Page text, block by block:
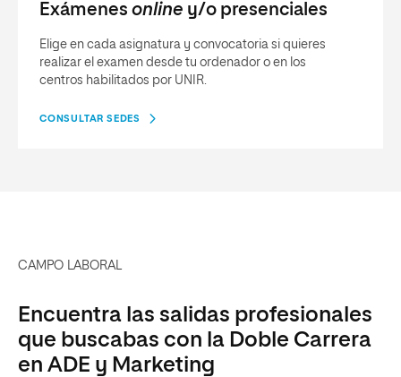
Exámenes online y/o presenciales
Elige en cada asignatura y convocatoria si quieres
realizar el examen desde tu ordenador o en los
centros habilitados por UNIR.
CONSULTAR SEDES
CAMPO LABORAL
Encuentra las salidas profesionales
que buscabas con la Doble Carrera
en ADE y Marketing